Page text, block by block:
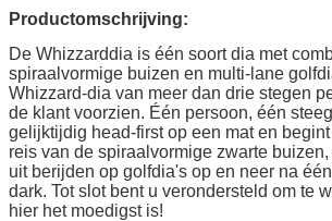
Productomschrijving:
De Whizzarddia is één soort dia met
spiraalvormige buizen en multi-lane
Whizzard-dia van meer dan drie stegen
de klant voorzien. Één persoon, één
gelijktijdig head-first op een mat en
reis van de spiraalvormige zwarte
uit berijden op golfdia's op en neer na
dark. Tot slot bent u verondersteld om te
hier het moedigst is!